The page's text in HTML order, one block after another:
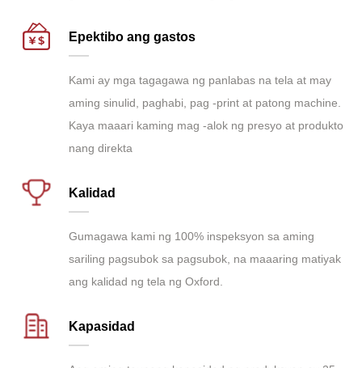
Epektibo ang gastos
Kami ay mga tagagawa ng panlabas na tela at may
aming sinulid, paghabi, pag -print at patong machine.
Kaya maaari kaming mag -alok ng presyo at produkto
nang direkta
Kalidad
Gumagawa kami ng 100% inspeksyon sa aming
sariling pagsubok sa pagsubok, na maaaring matiyak
ang kalidad ng tela ng Oxford.
Kapasidad